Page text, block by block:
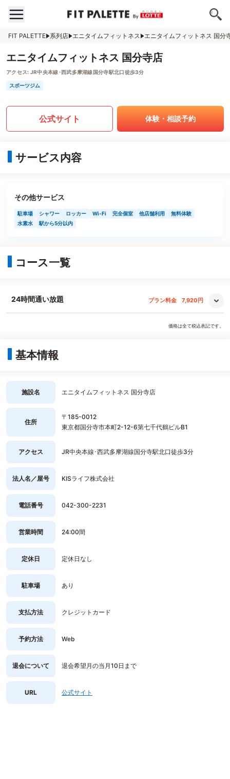
FIT PALETTE 系列店 エニタイムフィットネス エニタイムフィットネス 国分
エニタイムフィットネス 国分寺店
アクセス: JR中央本線･西武多摩湖線国分寺駅北口徒歩3分
スポーツジム
公式サイト 体験・相談予約
サービス内容
その他サービス
駐車場 シャワー ロッカー Wi-Fi 完全個室 他店舗利用
無料体験
水素水
駅から5分以内
コース一覧
24時間通い放題 プラン料金 7,920円
価格は全て税込表記です。
基本情報
施設名 エニタイムフィットネス 国分寺店
住所
〒185-0012
東京都国分寺市本町2-12-6第七千代鶴ビルB1
アクセス JR中央本線･西武多摩湖線国分寺駅北口徒歩3分
法人名／屋号 KISライフ株式会社
電話番号 042-300-2231
営業時間 24:00間
定休日 定休日なし
駐車場 あり
支払方法 クレジットカード
予約方法 Web
退会について 退会希望月の当月10日まで
URL 公式サイト